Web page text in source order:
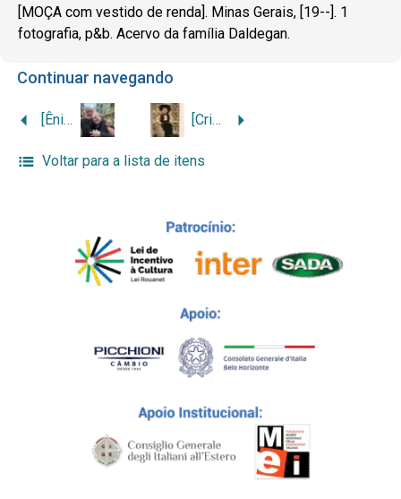
[MOÇA com vestido de renda]. Minas Gerais, [19--]. 1
fotografia, p&b. Acervo da família Daldegan.
Continuar navegando
[Ênio Ratton Lombardi e o primo Vincenzo Mattina, em Roma] [Criança descendente de Luigi Dal Degan vestida de caubói]
Voltar para a lista de itens